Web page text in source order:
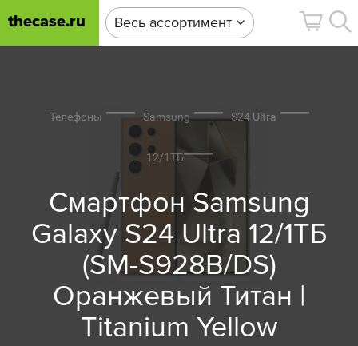
thecase.ru Весь ассортимент
Телефоны Samsung S24 Ultra
12/1ТБ
Смартфон Samsung
Galaxy S24 Ultra 12/1ТБ
(SM-S928B/DS)
Оранжевый Титан |
Titanium Yellow